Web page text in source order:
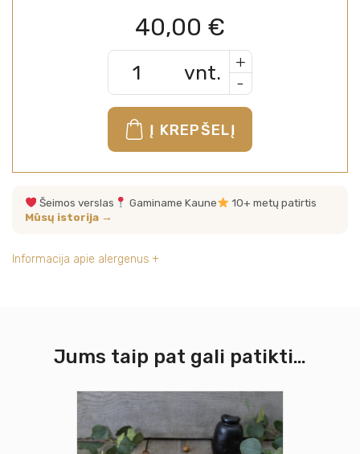
40,00 €
vnt.
+
-
Į KREPŠELĮ
Šeimos verslas Gaminame Kaune
10+ metų patirtis
Mūsų istorija →
Informacija apie alergenus
Jums taip pat gali patikti…